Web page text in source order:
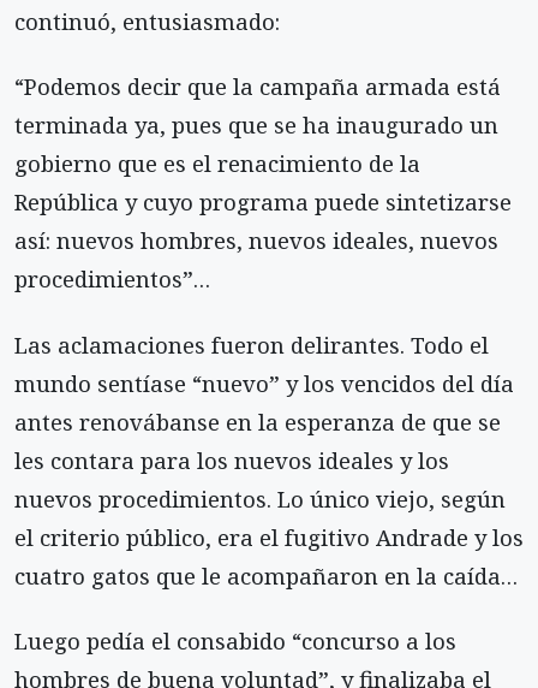
continuó, entusiasmado:
“Podemos decir que la campaña armada está
terminada ya, pues que se ha inaugurado un
gobierno que es el renacimiento de la
República y cuyo programa puede sintetizarse
así: nuevos hombres, nuevos ideales, nuevos
procedimientos”…
Las aclamaciones fueron delirantes. Todo el
mundo sentíase “nuevo” y los vencidos del día
antes renovábanse en la esperanza de que se
les contara para los nuevos ideales y los
nuevos procedimientos. Lo único viejo, según
el criterio público, era el fugitivo Andrade y los
cuatro gatos que le acompañaron en la caída…
Luego pedía el consabido “concurso a los
hombres de buena voluntad”, y finalizaba el